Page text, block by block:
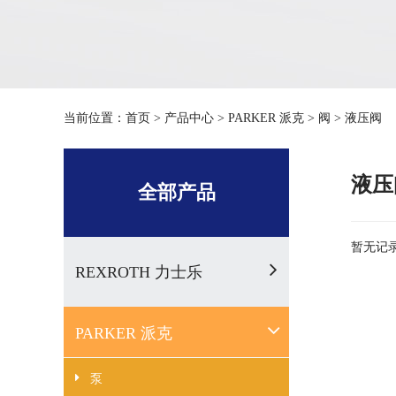
当前位置： 首页 > 产品中心 > PARKER 派克 > 阀 > 液压阀
全部产品
REXROTH 力士乐
PARKER 派克
泵
液
暂无记